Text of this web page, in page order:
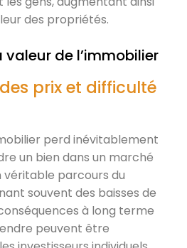
des propriétés.
de l’immobilier
prix et difficulté
perd inévitablement
un bien dans un marché
véritable parcours du
souvent des baisses de
à long terme
peuvent être